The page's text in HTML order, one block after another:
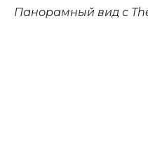
Панорамный вид с